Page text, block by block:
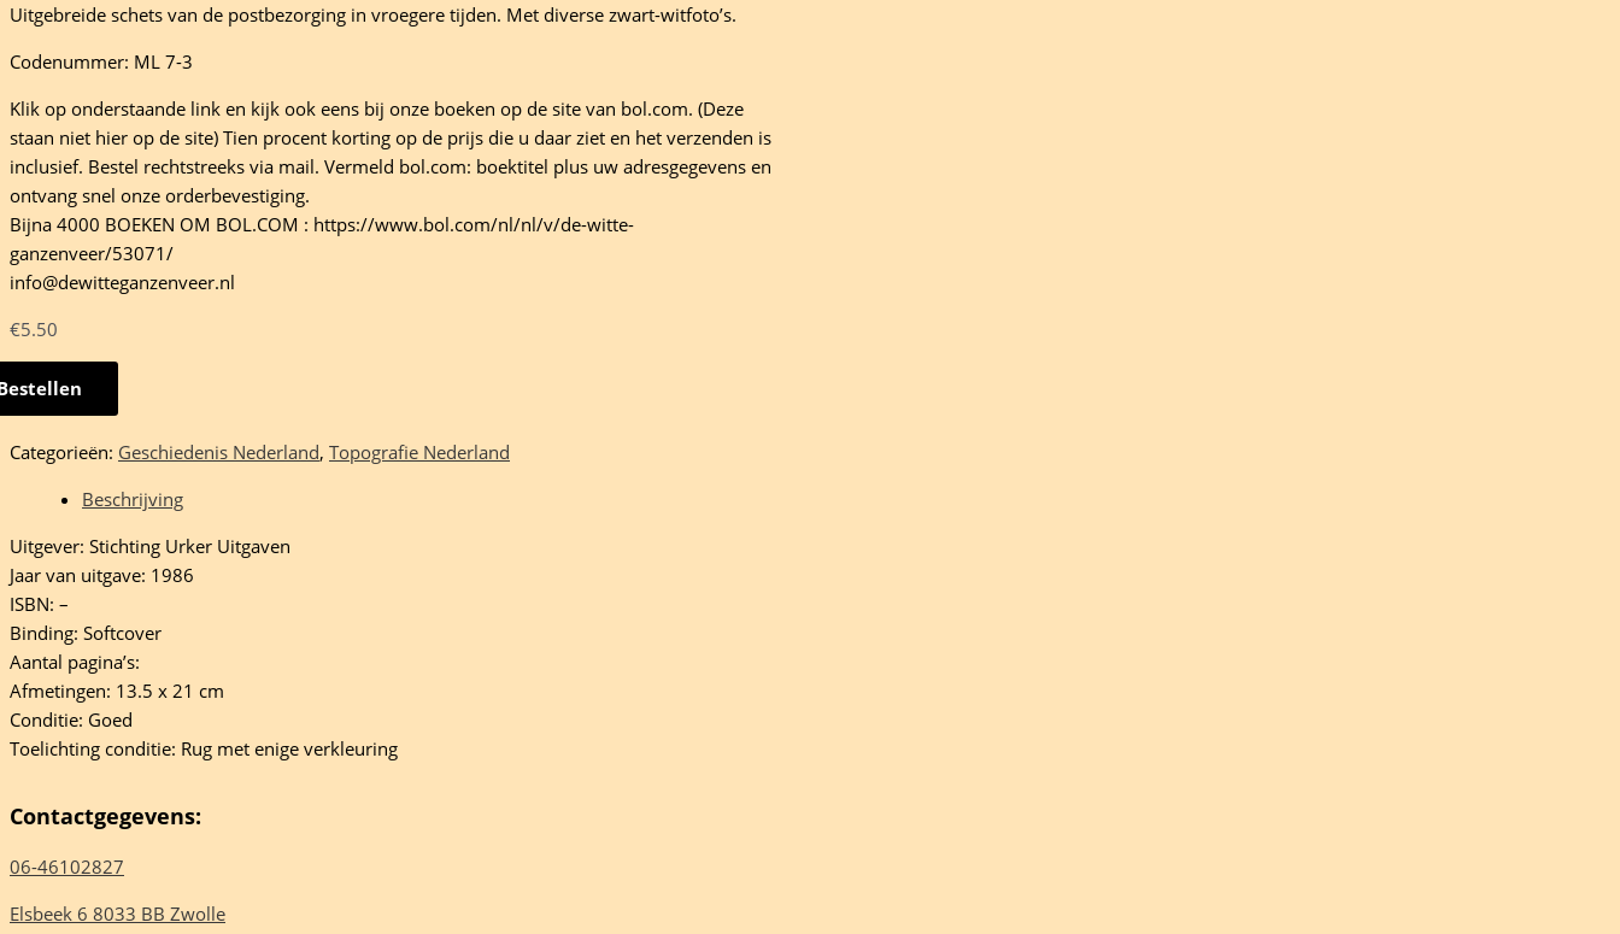
Uitgebreide schets van de postbezorging in vroegere tijden. Met diverse zwart-witfoto’s.
Codenummer: ML 7-3
Klik op onderstaande link en kijk ook eens bij onze boeken op de site van bol.com. (Deze
staan niet hier op de site) Tien procent korting op de prijs die u daar ziet en het verzenden is
inclusief. Bestel rechtstreeks via mail. Vermeld bol.com: boektitel plus uw adresgegevens en
ontvang snel onze orderbevestiging.
Bijna 4000 BOEKEN OM BOL.COM : https://www.bol.com/nl/nl/v/de-witte-
ganzenveer/53071/
info@dewitteganzenveer.nl
€5.50
Categorieën: Geschiedenis Nederland, Topografie Nederland
Beschrijving
Uitgever: Stichting Urker Uitgaven
Jaar van uitgave: 1986
ISBN: –
Binding: Softcover
Aantal pagina’s:
Afmetingen: 13.5 x 21 cm
Conditie: Goed
Toelichting conditie: Rug met enige verkleuring
Contactgegevens:
06-46102827
Elsbeek 6 8033 BB Zwolle